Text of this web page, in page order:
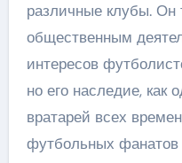
различные клубы.
общественным
интересов
но его наследие, как
вратарей всех
футбольных